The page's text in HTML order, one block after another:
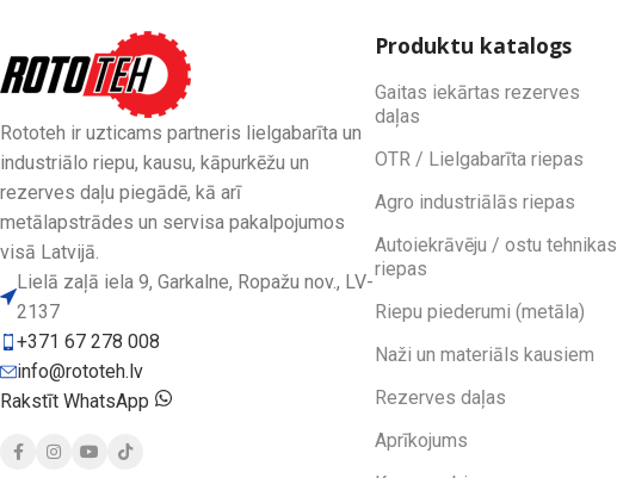
Rototeh ir uzticams partneris lielgabarīta un
industriālo riepu, kausu, kāpurkēžu un
rezerves daļu piegādē, kā arī
metālapstrādes un servisa pakalpojumos
visā Latvijā.
Lielā zaļā iela 9, Garkalne, Ropažu nov., LV-
2137
+371 67 278 008
info@rototeh.lv
Rakstīt WhatsApp
Produktu katalogs
Gaitas iekārtas rezerves
daļas
OTR / Lielgabarīta riepas
Agro industriālās riepas
Autoiekrāvēju / ostu tehnikas
riepas
Riepu piederumi (metāla)
Naži un materiāls kausiem
Rezerves daļas
Aprīkojums